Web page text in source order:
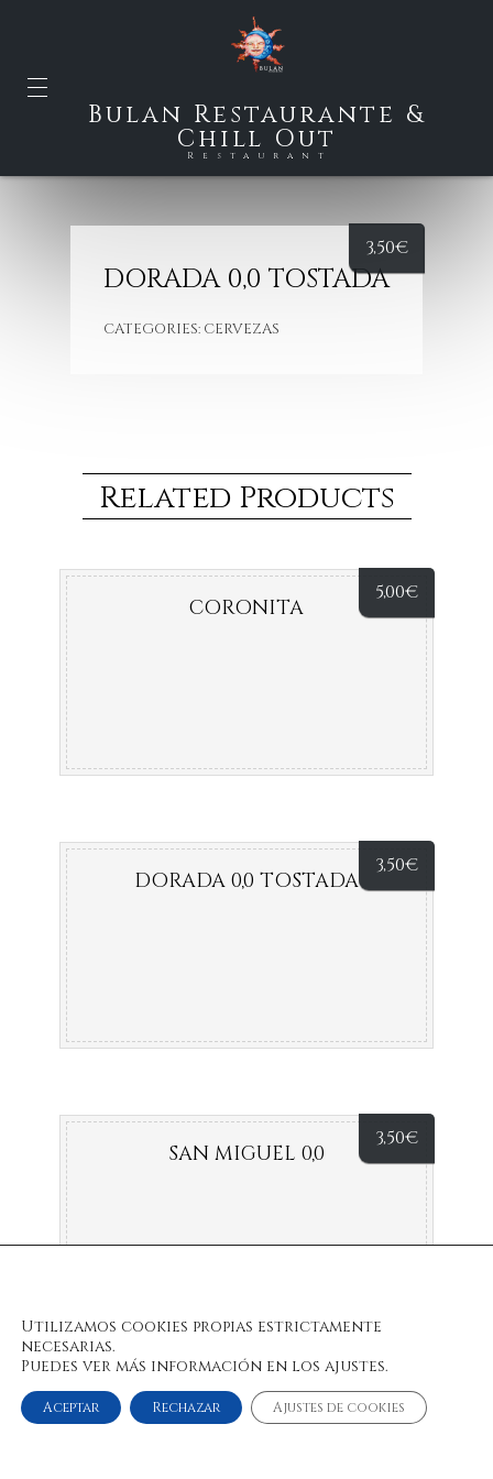
Bulan Restaurante &
Chill Out
Restaurant
DORADA 0,0 TOSTADA
CATEGORIES: CERVEZAS
3,50€
Related Products
5,00€
CORONITA
3,50€
DORADA 0,0 TOSTADA
3,50€
SAN MIGUEL 0,0
Utilizamos cookies propias estrictamente
necesarias.
Puedes ver más información en los ajustes.
Aceptar Rechazar Ajustes de cookies